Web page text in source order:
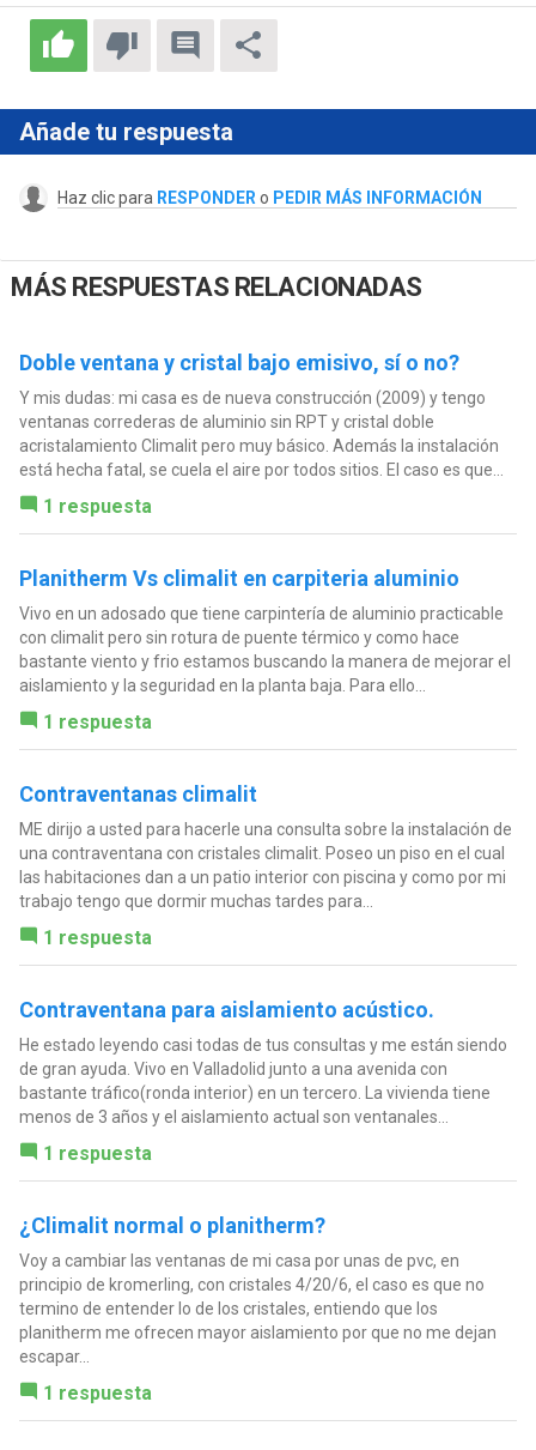
Añade tu respuesta
Haz clic para RESPONDER o PEDIR MÁS INFORMACIÓN
MÁS RESPUESTAS RELACIONADAS
Doble ventana y cristal bajo emisivo, sí o no?
Y mis dudas: mi casa es de nueva construcción (2009) y tengo
ventanas correderas de aluminio sin RPT y cristal doble
acristalamiento Climalit pero muy básico. Además la instalación
está hecha fatal, se cuela el aire por todos sitios. El caso es que...
1 respuesta
Planitherm Vs climalit en carpiteria aluminio
Vivo en un adosado que tiene carpintería de aluminio practicable
con climalit pero sin rotura de puente térmico y como hace
bastante viento y frio estamos buscando la manera de mejorar el
aislamiento y la seguridad en la planta baja. Para ello...
1 respuesta
Contraventanas climalit
ME dirijo a usted para hacerle una consulta sobre la instalación de
una contraventana con cristales climalit. Poseo un piso en el cual
las habitaciones dan a un patio interior con piscina y como por mi
trabajo tengo que dormir muchas tardes para...
1 respuesta
Contraventana para aislamiento acústico.
He estado leyendo casi todas de tus consultas y me están siendo
de gran ayuda. Vivo en Valladolid junto a una avenida con
bastante tráfico(ronda interior) en un tercero. La vivienda tiene
menos de 3 años y el aislamiento actual son ventanales...
1 respuesta
¿Climalit normal o planitherm?
Voy a cambiar las ventanas de mi casa por unas de pvc, en
principio de kromerling, con cristales 4/20/6, el caso es que no
termino de entender lo de los cristales, entiendo que los
planitherm me ofrecen mayor aislamiento por que no me dejan
escapar...
1 respuesta